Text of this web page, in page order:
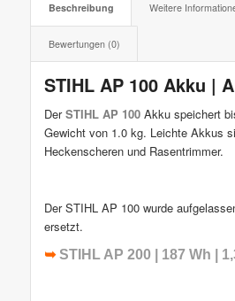
Beschreibung Weitere
Bewertungen (0)
STIHL AP 100 Akku |
DerSTIHL AP 100 Akku speichert
Gewicht von 1.0 kg. Leichte Akkus
Heckenscheren und Rasentrimmer.
Der STIHL AP 100 wurde
ersetzt.
➥ STIHL AP 200 | 187 Wh |